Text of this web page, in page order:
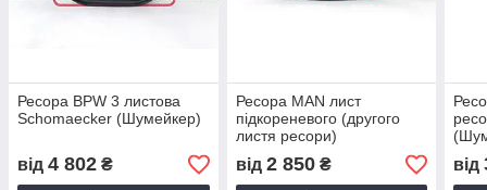
Ресора BPW 3 листова
Schomaecker (Шумейкер)
від 4 802 ₴
Ресора MAN лист
підкореневого (другого
листя ресори)
Schomaecker Шумейкер
від 2 850₴ від